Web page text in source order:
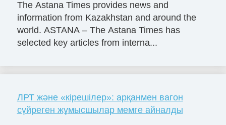
The Astana Times provides news and
information from Kazakhstan and around the
world. ASTANA – The Astana Times has
selected key articles from interna...
ЛРТ және «кірешілер»: арқанмен вагон
сүйреген жұмысшылар мемге айналды